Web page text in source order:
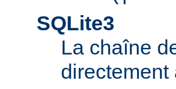
SQLite3
La chaîne
directement